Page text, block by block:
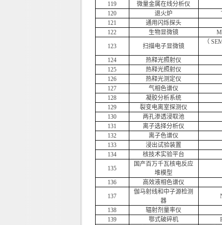
119
微量金属在线分析仪
120
退火炉
121
通用闪烁探头
122
生物显微镜
123
扫描电子显微镜
（
124
热释光照射仪
125
热释光照射仪
126
热释光测定仪
127
气相色谱仪
128
凝胶分析系统
129
裂变电离室探测仪
130
两孔渗透浸取池
131
离子选择分析仪
132
离子色谱仪
133
浸出试验装置
134
核技术实验平台
135
国产百万千瓦核电反应
堆模型
136
高效液相色谱仪
137
伽马射线和中子源检测
器
138
辐射剂量率仪
139
鄂式破碎机